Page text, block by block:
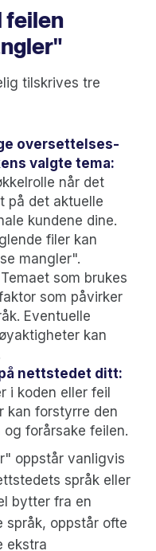
feilen
tilskrives tre
oversettelses-
valgte tema:
når det
på det aktuelle
kundene dine.
filer kan
mangler".
Temaet som brukes
som påvirker
Eventuelle
kan
nettstedet ditt:
i koden eller feil
kan forstyrre den
forårsake feilen.
oppstår vanligvis
språk eller
bytter fra en
språk, oppstår ofte
ekstra